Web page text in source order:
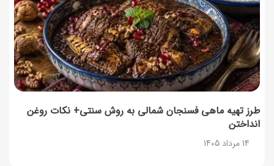
طرز تهیه ماهی فسنجان شمالی به روش سنتی+ نکات روغن
انداختن
14 مرداد 1405